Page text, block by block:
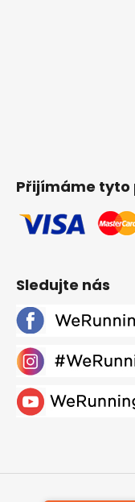
Přijímáme
Sledujte nás